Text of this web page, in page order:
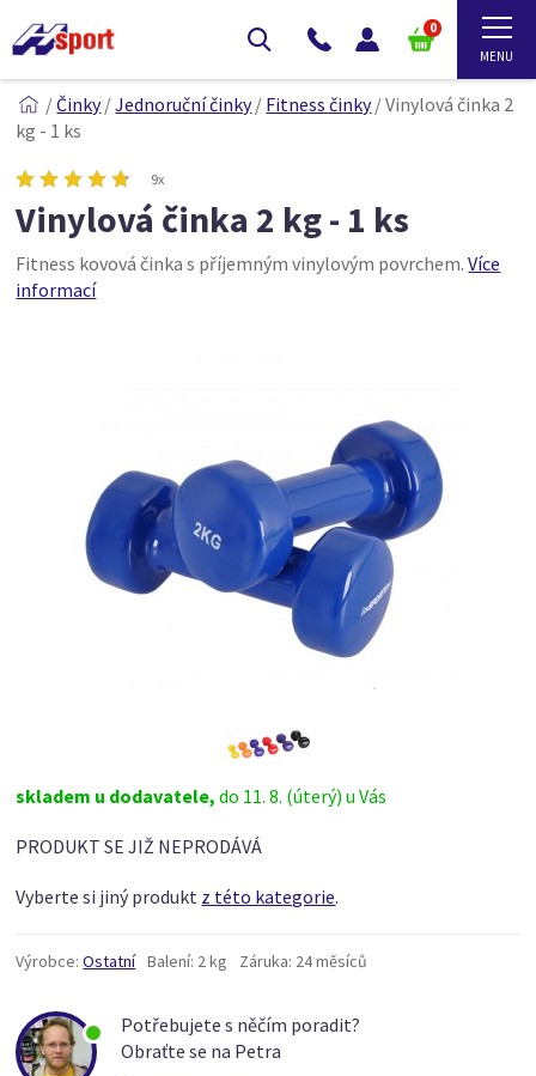
0
/Činky/Jednoruční činky/ Fitness činky/Vinylová činka 2
kg - 1 ks
9x
Vinylová činka 2 kg - 1 ks
Fitness kovová činka s příjemným vinylovým povrchem.Více
informací
skladem u dodavatele,do 11. 8. (úterý) u Vás
PRODUKT SE JIŽ NEPRODÁVÁ
Vyberte si jiný produkt z této kategorie.
Výrobce: Ostatní Balení: 2 kg Záruka: 24 měsíců
Potřebujete s něčím poradit?
Obraťte se na Petra